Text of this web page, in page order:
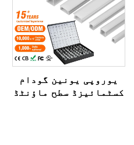
پروفائل الومینیم
یوروپی یونین گودام
کسٹمائیزڈ سطح ماؤنٹڈ